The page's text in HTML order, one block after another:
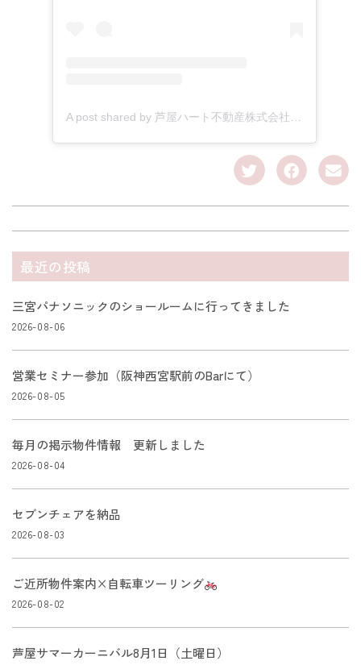
A post shared by 芦屋ハート不動産株式会社 (@ashiyaheart)
最近の投稿
三宮パナソニックのショールームに行ってきました
2026-08-06
営業セミナー参加（阪神西宮駅前のBarにて）
2026-08-05
毎月の掲示物件情報 更新しました
2026-08-04
セブンチェアを納品
2026-08-03
ご近所物件案内×自転車ツーリング
2026-08-02
芦屋サマーカーニバル8月1日（土曜日）